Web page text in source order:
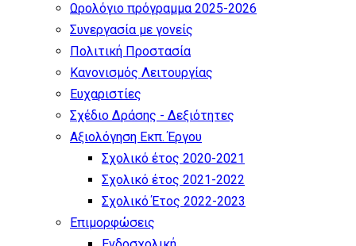
Ωρολόγιο πρόγραμμα 2025-2026
Συνεργασία με γονείς
Πολιτική Προστασία
Κανονισμός Λειτουργίας
Ευχαριστίες
Σχέδιο Δράσης - Δεξιότητες
Αξιολόγηση Εκπ. Έργου
Σχολικό έτος 2020-2021
Σχολικό έτος 2021-2022
Σχολικό Έτος 2022-2023
Επιμορφώσεις